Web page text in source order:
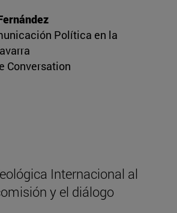
Política en la
Conversation
Internacional al
y el diálogo